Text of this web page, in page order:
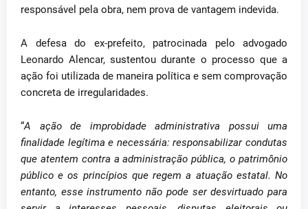
responsável pela obra, nem prova de vantagem indevida.
A defesa do ex-prefeito, patrocinada pelo advogado
Leonardo Alencar, sustentou durante o processo que a
ação foi utilizada de maneira política e sem comprovação
concreta de irregularidades.
“A ação de improbidade administrativa possui uma
finalidade legítima e necessária: responsabilizar condutas
que atentem contra a administração pública, o patrimônio
público e os princípios que regem a atuação estatal. No
entanto, esse instrumento não pode ser desvirtuado para